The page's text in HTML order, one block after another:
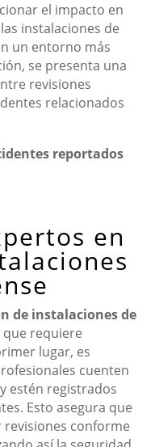
el impacto en
instalaciones de
un entorno más
se presenta una
revisiones
relacionados
reportados
en
de instalaciones de
requiere
lugar, es
cuenten
y estén registrados
Esto asegura que
revisiones conforme